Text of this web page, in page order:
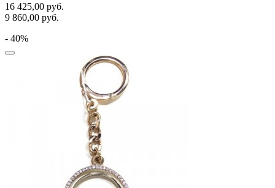
16 425,00 руб.
9 860,00 руб.
- 40%